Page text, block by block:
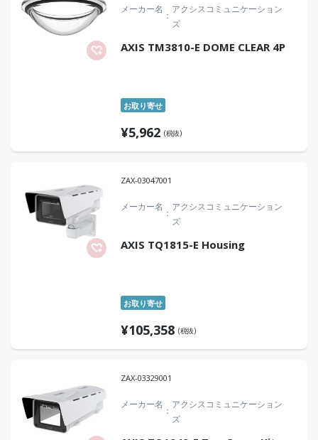
メーカー名
アクシスコミュニケーション
ズ
AXIS TM3810-E DOME CLEAR 4P
お取り寄せ
¥5,962 (税抜)
ZAX-03047001
メーカー名
アクシスコミュニケーション
ズ
AXIS TQ1815-E Housing
お取り寄せ
¥105,358 (税抜)
ZAX-03329001
メーカー名
アクシスコミュニケーション
ズ